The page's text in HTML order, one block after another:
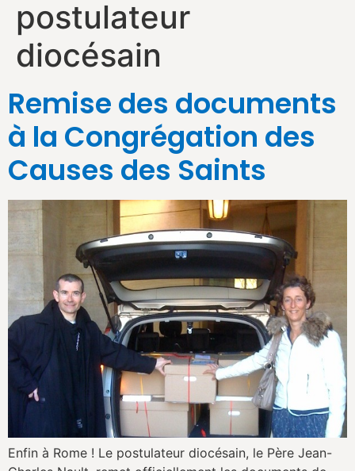
postulateur
diocésain
Remise des documents
à la Congrégation des
Causes des Saints
Enfin à Rome ! Le postulateur diocésain, le Père Jean-